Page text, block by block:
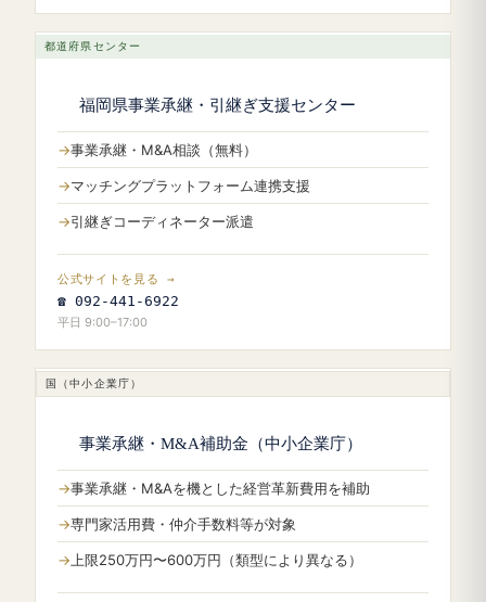
都道府県センター
福岡県事業承継・引継ぎ支援センター
事業承継・M&A相談（無料）
マッチングプラットフォーム連携支援
引継ぎコーディネーター派遣
公式サイトを見る →
☎ 092-441-6922
平日 9:00–17:00
国（中小企業庁）
事業承継・M&A補助金（中小企業庁）
事業承継・M&Aを機とした経営革新費用を補助
専門家活用費・仲介手数料等が対象
上限250万円〜600万円（類型により異なる）